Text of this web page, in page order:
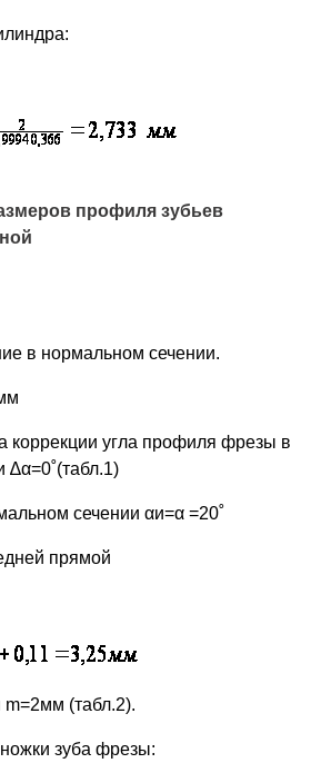
профиля зубьев
в нормальном сечении.
коррекции угла профиля фрезы в
∆α=0˚(табл.1)
сечении αи=α =20˚
прямой
(табл.2).
зуба фрезы: